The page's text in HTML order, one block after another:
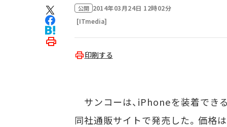
公開 2014年03月24日 12時02分
[ITmedia]
印刷する
サンコーは、iPhoneを装着でき
同社通販サイトで発売した。価格は